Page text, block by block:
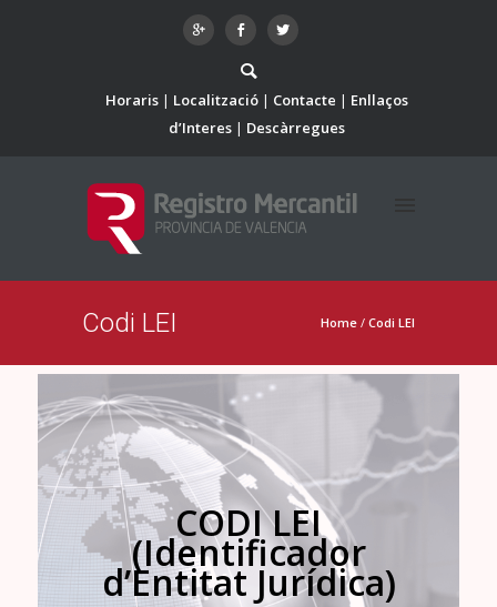
Horaris Localització Contacte
Enllaços
d’Interes
Descàrregues
Codi LEI Home / Codi LEI
CODI LEI
(Identificador
d’Entitat Jurídica)